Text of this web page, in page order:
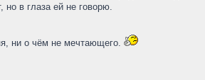
но в глаза ей не говорю.
ни о чём не мечтающего.